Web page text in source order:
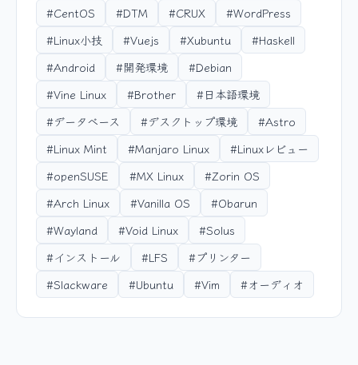
#CentOS
#DTM #CRUX
#WordPress
#Linux小技
#Vuejs #Xubuntu
#Haskell
#Android
#開発環境
#Debian
#Vine Linux
#Brother
#日本語環境
#データベース
#デスクトップ環境
#Astro
#Linux Mint
#Manjaro Linux
#Linuxレビュー
#openSUSE
#MX Linux
#Zorin OS
#Arch Linux
#Vanilla OS
#Obarun
#Wayland
#Void Linux
#Solus
#インストール
#LFS
#プリンター
#Slackware
#Ubuntu #Vim #オーディオ